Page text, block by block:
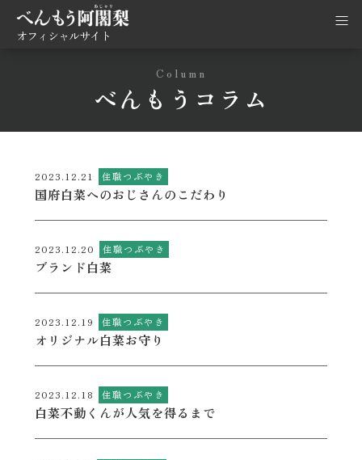
オフィシャルサイト
Column
べんもうコラム
2023.12.21 住職つぶやき
国府白菜へのおじさんのこだわり
2023.12.20 住職つぶやき
ブランド白菜
2023.12.19 住職つぶやき
オリジナル白菜お守り
2023.12.18 住職つぶやき
白菜不動くんが人気を得るまで